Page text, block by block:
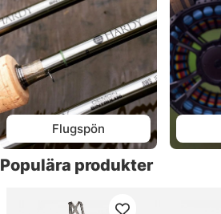
Flugspön
Populära produkter